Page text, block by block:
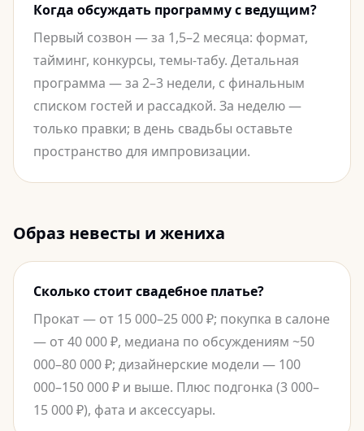
Когда обсуждать программу с ведущим?
Первый созвон — за 1,5–2 месяца: формат,
тайминг, конкурсы, темы-табу. Детальная
программа — за 2–3 недели, с финальным
списком гостей и рассадкой. За неделю —
только правки; в день свадьбы оставьте
пространство для импровизации.
Образ невесты и жениха
Сколько стоит свадебное платье?
Прокат — от 15 000–25 000 ₽; покупка в салоне
— от 40 000 ₽, медиана по обсуждениям ~50
000–80 000 ₽; дизайнерские модели — 100
000–150 000 ₽ и выше. Плюс подгонка (3 000–
15 000 ₽), фата и аксессуары.